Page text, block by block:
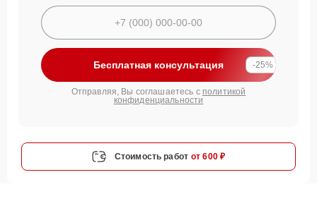
Бесплатная консультация -25%
Отправляя, Вы соглашаетесь с политикой
конфиденциальности
Стоимость работ от 600 ₽